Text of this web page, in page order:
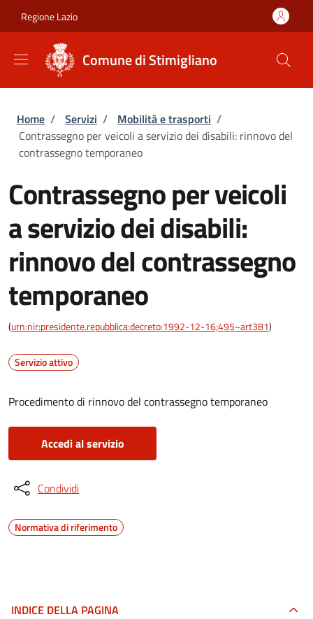
Regione Lazio
Comune di Stimigliano
Briciole di pane
Home / Servizi / Mobilità e trasporti /
Contrassegno per veicoli a servizio dei disabili: rinnovo del
contrassegno temporaneo
Contrassegno per veicoli
a servizio dei disabili:
rinnovo del contrassegno
temporaneo
(urn:nir:presidente.repubblica:decreto:1992-12-16;495~art381)
Servizio attivo
Procedimento di rinnovo del contrassegno temporaneo
Accedi al servizio
Condividi
Normativa di riferimento
INDICE DELLA PAGINA